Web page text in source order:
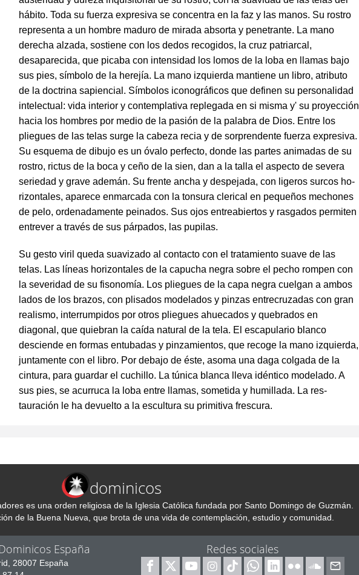
hábito. Toda su fuerza expresiva se concentra en la faz y las manos. Su rostro
representa a un hombre maduro de mirada absorta y penetrante. La mano
derecha alzada, sostiene con los dedos recogidos, la cruz patriarcal,
desaparecida, que picaba con intensidad los lomos de la loba en llamas bajo
sus pies, símbolo de la herejía. La mano izquierda mantiene un libro, atributo
de la doctrina sapiencial. Símbolos iconográficos que definen su persona­lidad
intelectual: vida interior y contemplativa replegada en si misma y' su proyección
hacia los hombres por medio de la pasión de la palabra de Dios. Entre los
pliegues de las telas surge la cabeza recia y de sorprendente fuerza expresi­va.
Su esquema de dibujo es un óvalo perfecto, donde las partes animadas de su
rostro, rictus de la boca y ceño de la sien, dan a la talla el as­pecto de severa
seriedad y grave ademán. Su frente ancha y despejada, con ligeros surcos ho­
rizontales, aparece enmarcada con la tonsura clerical en pequeños mechones
de pelo, orde­nadamente peinados. Sus ojos entreabiertos y rasgados permiten
entrever a través de sus párpados, las pupilas.
Su gesto viril queda suavizado al contacto con el tratamiento suave de las
telas. Las líneas ho­rizontales de la capucha negra sobre el pecho rompen con
la severidad de su fisonomía. Los pliegues de la capa negra cuelgan a ambos
lados de los brazos, con plisados modelados y pinzas entrecruzadas con gran
realismo, interrumpidos por otros pliegues ahuecados y quebrados en
diagonal, que quiebran la caída natural de la te­la. El escapulario blanco
desciende en formas entubadas y pinzamientos, que recoge la mano izquierda,
juntamente con el libro. Por debajo de éste, asoma una daga colgada de la
cintura, para guardar el cuchillo. La túnica blanca lleva idéntico modelado. A
sus pies, se acurruca la lo­ba entre llamas, sometida y humillada. La res­
tauración le ha devuelto a la escultura su primi­tiva frescura.
dominicos
es una orden religiosa de la Iglesia Católica fundada por Santo Domingo de Guzmán.
de la Buena Nueva, que brota de una vida de contemplación, estudio y comunidad.
España
28007 España
Redes sociales